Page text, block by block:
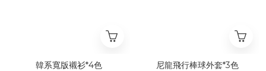
韓系寬版襯衫*4色
尼龍飛行棒球外套*3色